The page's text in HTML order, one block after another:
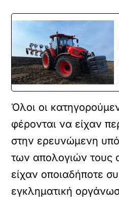
Όλοι οι
φέρονται να είχαν
στην ερευνώμενη
των απολογιών τους
είχαν οποιαδήποτε
εγκληματική